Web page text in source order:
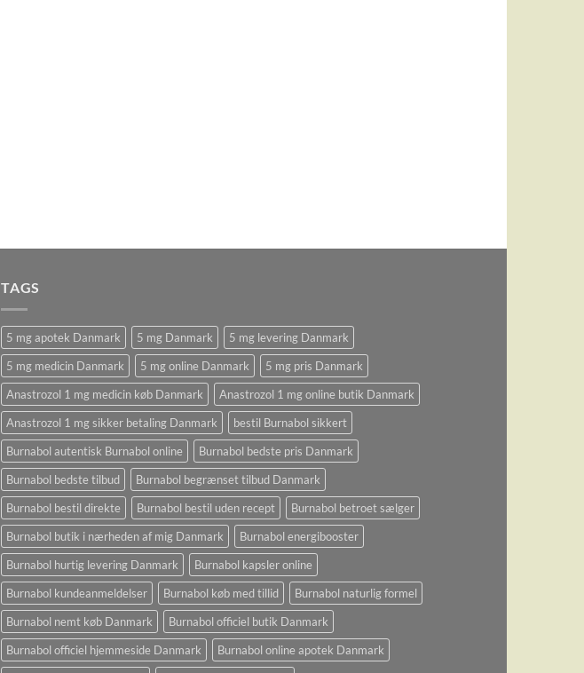
TAGS
5 mg apotek Danmark 5 mg Danmark
5 mg levering Danmark
5 mg medicin Danmark
5 mg online Danmark
5 mg pris Danmark
Anastrozol 1 mg medicin køb Danmark
Anastrozol 1 mg online butik Danmark
Anastrozol 1 mg sikker betaling Danmark
bestil Burnabol sikkert
Burnabol autentisk Burnabol online
Burnabol bedste pris Danmark
Burnabol bedste tilbud
Burnabol begrænset tilbud Danmark
Burnabol bestil direkte
Burnabol bestil uden recept
Burnabol betroet sælger
Burnabol butik i nærheden af ​​mig Danmark
Burnabol energibooster
Burnabol hurtig levering Danmark
Burnabol kapsler online
Burnabol kundeanmeldelser
Burnabol køb med tillid
Burnabol naturlig formel
Burnabol nemt køb Danmark
Burnabol officiel butik Danmark
Burnabol officiel hjemmeside Danmark
Burnabol online apotek Danmark